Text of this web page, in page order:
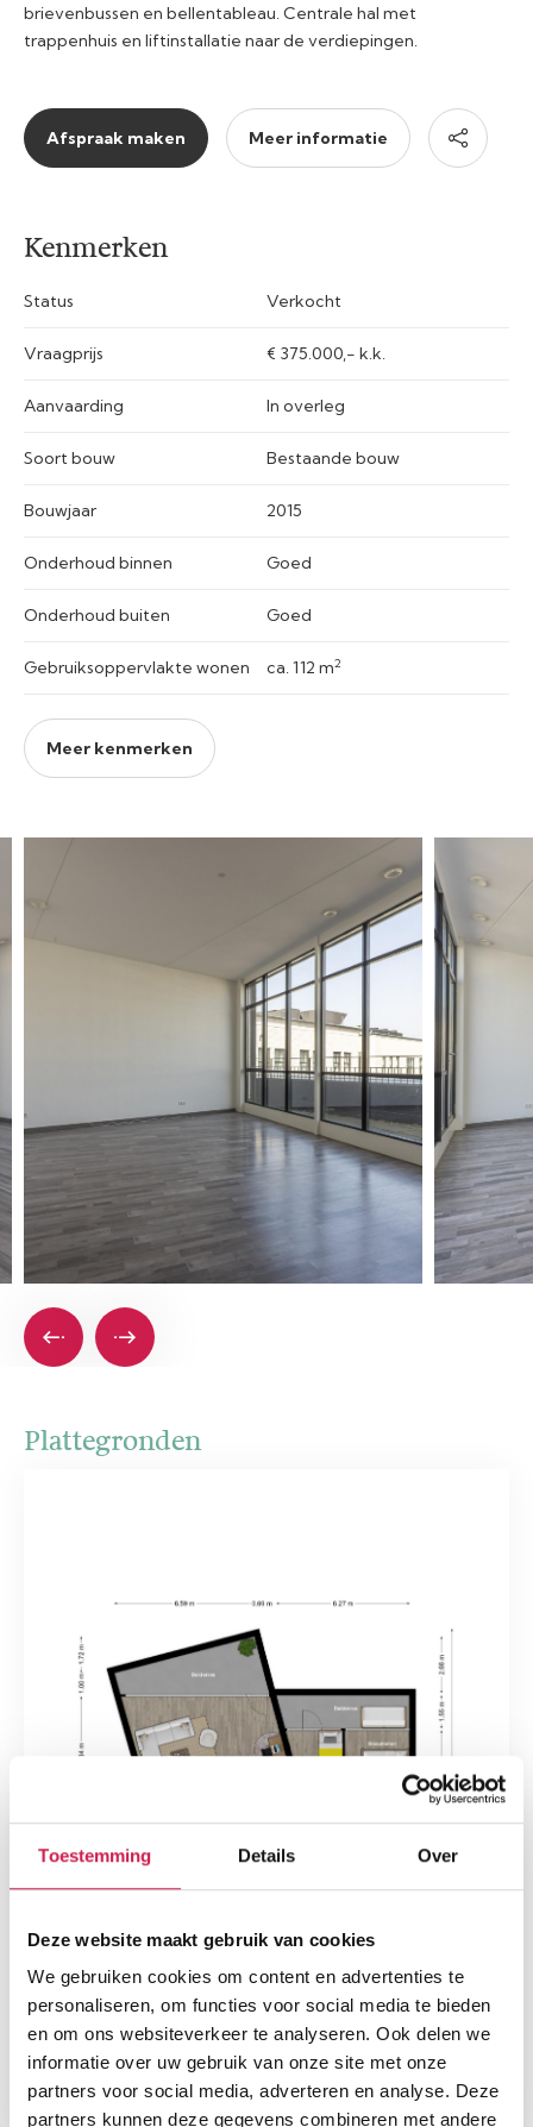
Toestemming Details Over
Deze website maakt gebruik van cookies
We gebruiken cookies om content en advertenties te
personaliseren, om functies voor social media te bieden
en om ons websiteverkeer te analyseren. Ook delen we
informatie over uw gebruik van onze site met onze
partners voor social media, adverteren en analyse. Deze
partners kunnen deze gegevens combineren met andere
brievenbussen en bellentableau. Centrale hal met
trappenhuis en liftinstallatie naar de verdiepingen.
Afspraak maken Meer informatie
Kenmerken
Status Verkocht
Vraagprijs € 375.000,- k.k.
Aanvaarding In overleg
Soort bouw Bestaande bouw
Bouwjaar 2015
Onderhoud binnen Goed
Onderhoud buiten Goed
Gebruiksoppervlakte wonen ca. 112 m2
Meer kenmerken
Plattegronden